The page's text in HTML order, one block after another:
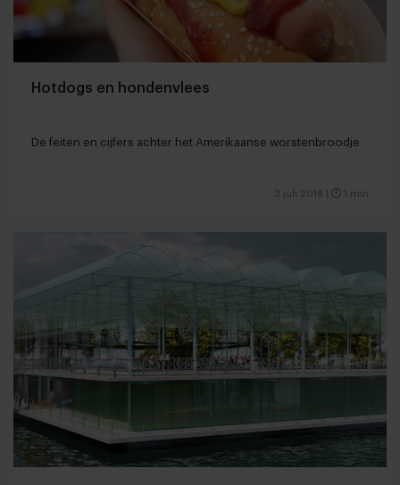
Hotdogs en hondenvlees
De feiten en cijfers achter het Amerikaanse worstenbroodje
3 juli 2018 1 min